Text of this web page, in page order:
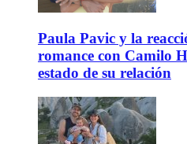
Paula Pavic y la
romance con Camilo
estado de su relación